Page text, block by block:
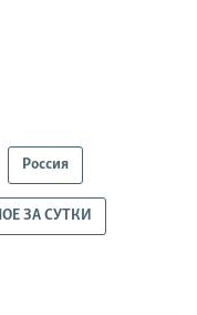
Россия
ЗА СУТКИ